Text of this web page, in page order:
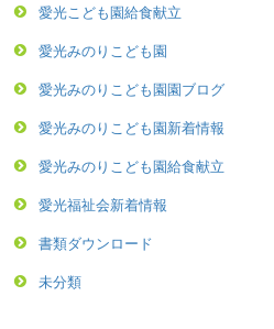
愛光こども園給食献立
愛光みのりこども園
愛光みのりこども園園ブログ
愛光みのりこども園新着情報
愛光みのりこども園給食献立
愛光福祉会新着情報
書類ダウンロード
未分類